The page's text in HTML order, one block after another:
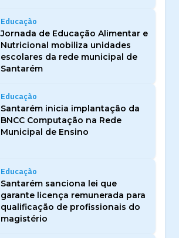
Educação
Jornada de Educação Alimentar e
Nutricional mobiliza unidades
escolares da rede municipal de
Santarém
Educação
Santarém inicia implantação da
BNCC Computação na Rede
Municipal de Ensino
Educação
Santarém sanciona lei que
garante licença remunerada para
qualificação de profissionais do
magistério